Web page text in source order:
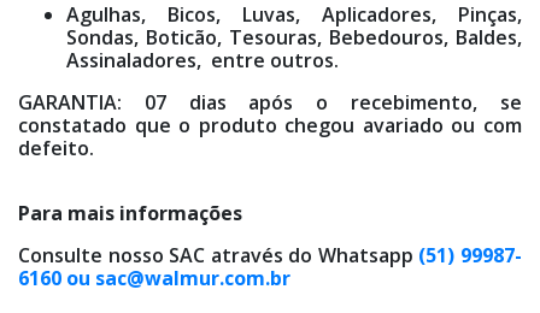
Agulhas, Bicos, Luvas, Aplicadores, Pinças,
Sondas, Boticão, Tesouras, Bebedouros, Baldes,
Assinaladores, entre outros.
GARANTIA: 07 dias após o recebimento, se
constatado que o produto chegou avariado ou com
defeito.
Para mais informações
Consulte nosso SAC através do Whatsapp (51) 99987-
6160 ou sac@walmur.com.br